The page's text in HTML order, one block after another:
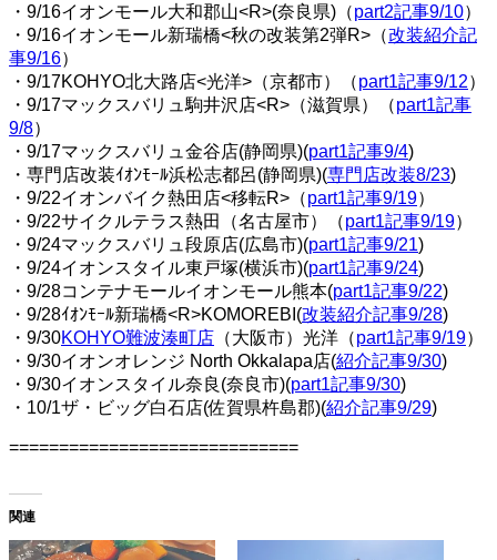
・9/16イオンモール大和郡山<R>(奈良県)（part2記事9/10）
・9/16イオンモール新瑞橋<秋の改装第2弾R>（改装紹介記
事9/16）
・9/17KOHYO北大路店<光洋>（京都市）（part1記事9/12）
・9/17マックスバリュ駒井沢店<R>（滋賀県）（part1記事
9/8）
・9/17マックスバリュ金谷店(静岡県)(part1記事9/4)
・専門店改装ｲｵﾝﾓｰﾙ浜松志都呂(静岡県)(専門店改装8/23)
・9/22イオンバイク熱田店<移転R>（part1記事9/19）
・9/22サイクルテラス熱田（名古屋市）（part1記事9/19）
・9/24マックスバリュ段原店(広島市)(part1記事9/21)
・9/24イオンスタイル東戸塚(横浜市)(part1記事9/24)
・9/28コンテナモールイオンモール熊本(part1記事9/22)
・9/28ｲｵﾝﾓｰﾙ新瑞橋<R>KOMOREBI(改装紹介記事9/28)
・9/30KOHYO難波湊町店 （大阪市）光洋（part1記事9/19）
・9/30イオンオレンジ North Okkalapa店(紹介記事9/30)
・9/30イオンスタイル奈良(奈良市)(part1記事9/30)
・10/1ザ・ビッグ白石店(佐賀県杵島郡)(紹介記事9/29)
=============================
関連